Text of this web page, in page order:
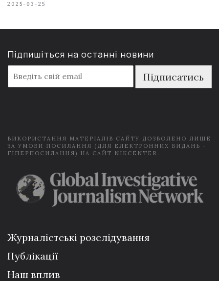
2025-03-25
Підпишіться на останні новини
m
a
Підписатись
ВИКОРИСТАННЯ МАТЕРІАЛІВ САЙТУ ДОЗВОЛЕНО ЛИШЕ
ЗА УМОВИ ПОСИЛАННЯ (ДЛЯ ЕЛЕКТРОННИХ ВИДАНЬ -
ГІПЕРПОСИЛАННЯ) НА САЙТ NIKCENTER.
Журналістські розслідування
Публікації
Наш вплив